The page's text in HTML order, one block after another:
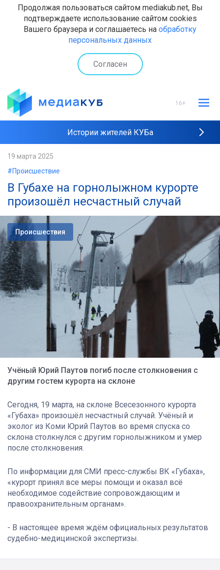
Продолжая пользоваться сайтом mediakub.net, Вы
подтверждаете использование сайтом cookies
Вашего браузера и соглашаетесь на обработку
персональных данных
Согласен
16+
Истории жителей КУБа
19 марта 2025
#Происшествие
В Губахе на горнолыжном курорте
произошёл несчастный случай
Происшествия
Учёный Юрий Паутов погиб после столкновения с
другим гостем курорта на склоне
Сегодня, 19 марта, на склоне Всесезонного курорта
«Губаха» произошёл несчастный случай. Учёный и
эколог из Коми Юрий Паутов во время спуска со
склона столкнулся с другим горнолыжником и умер
после столкновения.
По информации для СМИ пресс-службы ВК «Губаха»,
«курорт принял все меры помощи и оказал всё
необходимое содействие сопровождающим и
правоохранительным органам».
- В настоящее время ждём официальных результатов
судебно-медицинской экспертизы.